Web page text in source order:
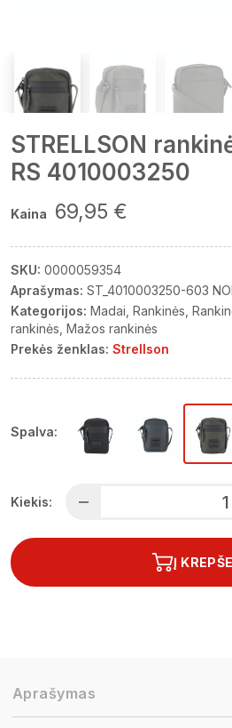
STRELLSON
RS 4010003250
Kaina 69,95 €
SKU: 0000059354
Aprašymas: ST_4010003250-603
Kategorijos: Madai Rankinės
rankinės Mažos rankinės
Prekės ženklas: Strellson
Spalva:
Kiekis:
Į
Aprašymas